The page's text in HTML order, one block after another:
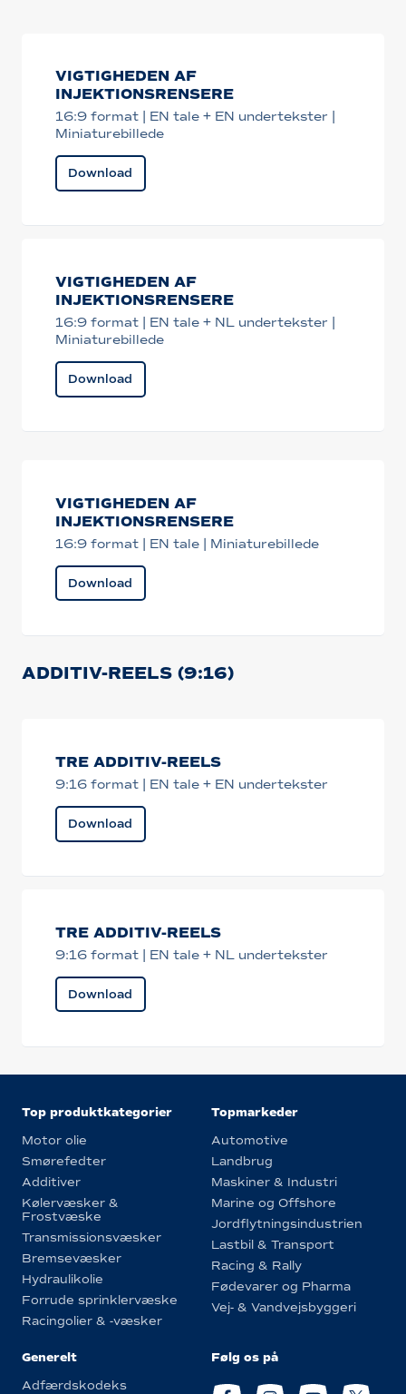
VIGTIGHEDEN AF
INJEKTIONSRENSERE
16:9 format | EN tale + EN undertekster |
Miniaturebillede
Download
VIGTIGHEDEN AF
INJEKTIONSRENSERE
16:9 format | EN tale + NL undertekster |
Miniaturebillede
Download
VIGTIGHEDEN AF
INJEKTIONSRENSERE
16:9 format | EN tale | Miniaturebillede
Download
ADDITIV-REELS (9:16)
TRE ADDITIV-REELS
9:16 format | EN tale + EN undertekster
Download
TRE ADDITIV-REELS
9:16 format | EN tale + NL undertekster
Download
Top produktkategorier
Motor olie
Smørefedter
Additiver
Kølervæsker &
Frostvæske
Transmissionsvæsker
Bremsevæsker
Hydraulikolie
Forrude sprinklervæske
Racingolier & -væsker
Topmarkeder
Automotive
Landbrug
Maskiner & Industri
Marine og Offshore
Jordflytningsindustrien
Lastbil & Transport
Racing & Rally
Fødevarer og Pharma
Vej- & Vandvejsbyggeri
Generelt
Adfærdskodeks
Følg os på